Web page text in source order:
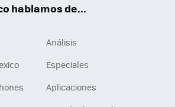
hablamos de...
Análisis
Especiales
Aplicaciones